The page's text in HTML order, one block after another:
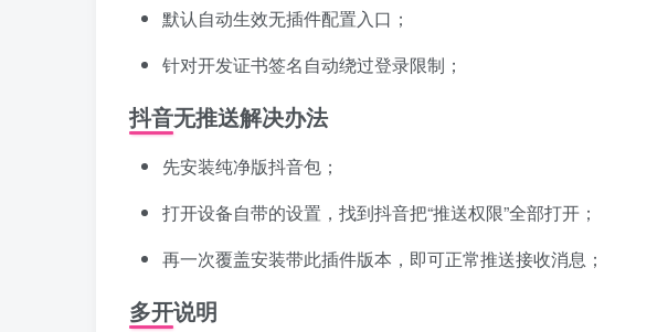
默认自动生效无插件配置入口；
针对开发证书签名自动绕过登录限制；
抖音无推送解决办法
先安装纯净版抖音包；
打开设备自带的设置，找到抖音把“推送权限”全部打开；
再一次覆盖安装带此插件版本，即可正常推送接收消息；
多开说明